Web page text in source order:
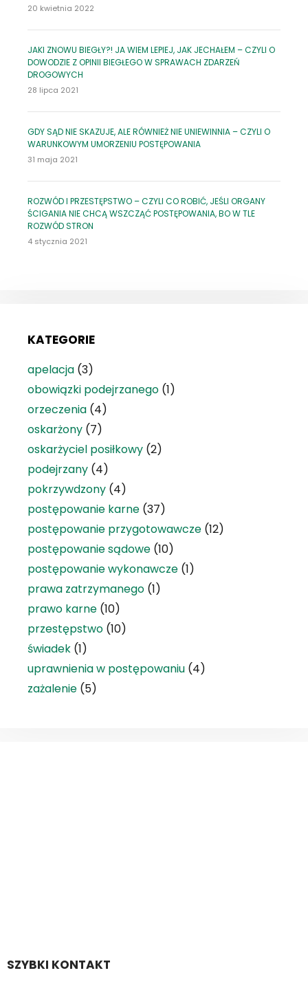
20 kwietnia 2022
JAKI ZNOWU BIEGŁY?! JA WIEM LEPIEJ, JAK JECHAŁEM – CZYLI O
DOWODZIE Z OPINII BIEGŁEGO W SPRAWACH ZDARZEŃ
DROGOWYCH
28 lipca 2021
GDY SĄD NIE SKAZUJE, ALE RÓWNIEŻ NIE UNIEWINNIA – CZYLI O
WARUNKOWYM UMORZENIU POSTĘPOWANIA
31 maja 2021
ROZWÓD I PRZESTĘPSTWO – CZYLI CO ROBIĆ, JEŚLI ORGANY
ŚCIGANIA NIE CHCĄ WSZCZĄĆ POSTĘPOWANIA, BO W TLE
ROZWÓD STRON
4 stycznia 2021
KATEGORIE
apelacja (3)
obowiązki podejrzanego (1)
orzeczenia (4)
oskarżony (7)
oskarżyciel posiłkowy (2)
podejrzany (4)
pokrzywdzony (4)
postępowanie karne (37)
postępowanie przygotowawcze (12)
postępowanie sądowe (10)
postępowanie wykonawcze (1)
prawa zatrzymanego (1)
prawo karne (10)
przestępstwo (10)
świadek (1)
uprawnienia w postępowaniu (4)
zażalenie (5)
SZYBKI KONTAKT